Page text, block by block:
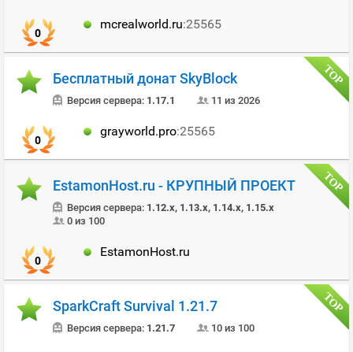
0
mcrealworld.ru:25565
Бесплатный донат SkyBlock
Версия сервера: 1.17.1 11 из 2026
0
grayworld.pro:25565
EstamonHost.ru - КРУПНЫЙ ПРОЕКТ
Версия сервера: 1.12.x, 1.13.x, 1.14.x, 1.15.x
0 из 100
0
EstamonHost.ru
SparkCraft Survival 1.21.7
Версия сервера: 1.21.7 10 из 100